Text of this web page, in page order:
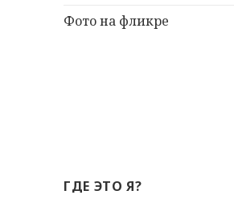
Фото на фликре
ГДЕ ЭТО Я?